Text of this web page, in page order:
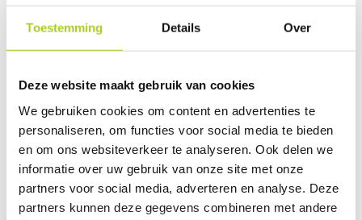
Toestemming Details Over
Deze website maakt gebruik van cookies
We gebruiken cookies om content en advertenties te
personaliseren, om functies voor social media te bieden
en om ons websiteverkeer te analyseren. Ook delen we
informatie over uw gebruik van onze site met onze
partners voor social media, adverteren en analyse. Deze
partners kunnen deze gegevens combineren met andere
€2,50 per
Party Menu 2 Frietjes + nuggets
€4,95 per
kind
Eigen taart bordjes en bestek
€7,95
eenmalig